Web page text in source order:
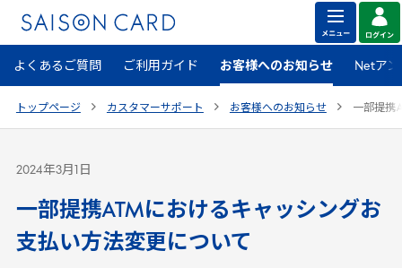
よくあるご質問 ご利用ガイド お客様へのお知らせ Netア
トップページ カスタマーサポート お客様へのお知らせ 一部提携
2024年3月1日
一部提携ATMにおけるキャッシングお
支払い方法変更について